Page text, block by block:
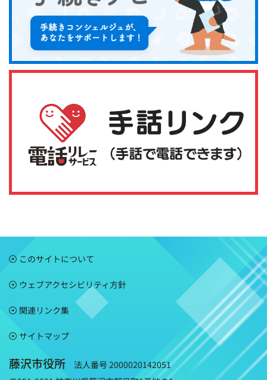
このサイトについて
ウェブアクセシビリティ方針
関連リンク集
サイトマップ
藤沢市役所
法人番号 2000020142051